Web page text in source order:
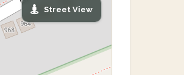
Street View